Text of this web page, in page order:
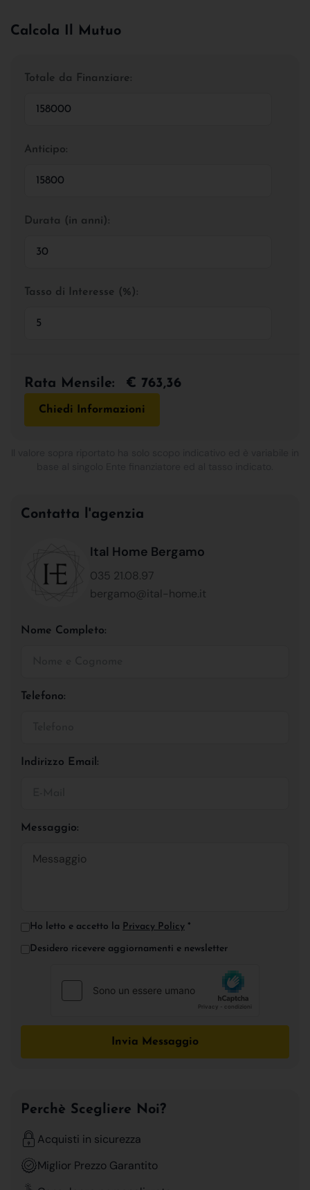
Calcola Il Mutuo
Totale da Finanziare:
Anticipo:
Durata (in anni):
Tasso di Interesse (%):
Rata Mensile: € 763,36
Chiedi Informazioni
Contatta l'agenzia
Ital Home Bergamo
035 21.08.97
bergamo@ital-home.it
Nome Completo:
Telefono:
Indirizzo Email:
Messaggio:
Ho letto e accetto la Privacy Policy *
Desidero ricevere aggiornamenti e newsletter
Invia Messaggio
Perchè Scegliere Noi?
Acquisti in sicurezza
Miglior Prezzo Garantito